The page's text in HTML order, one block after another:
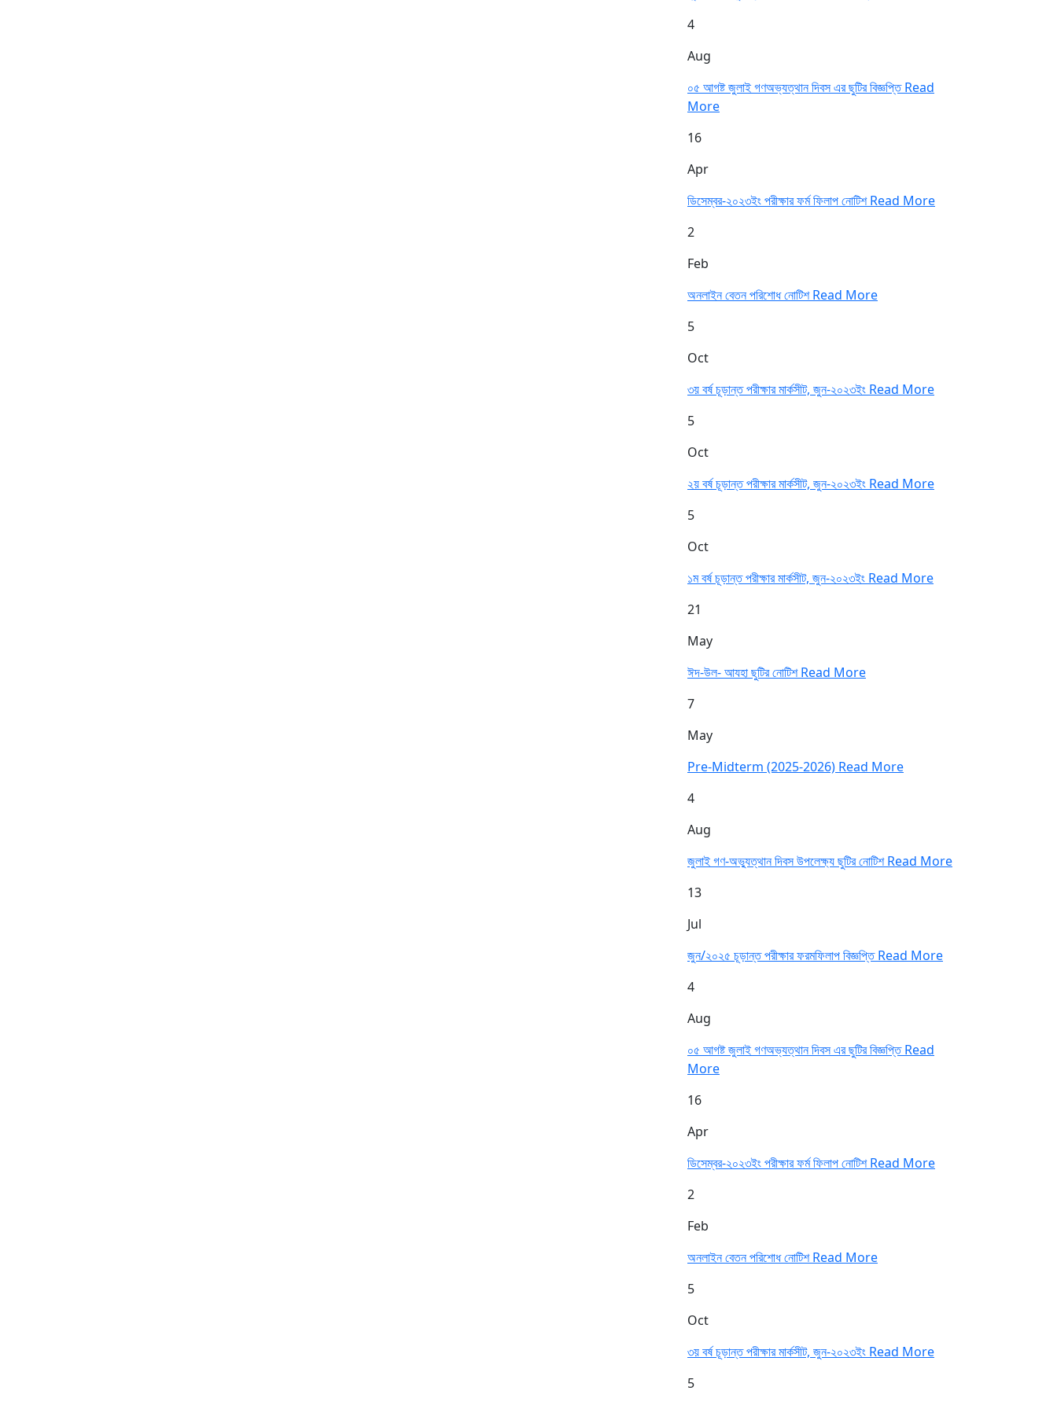
4
Aug
০৫ আগষ্ট জুলাই গণঅভ্যত্থান দিবস এর ছুটির বিজ্ঞপ্তিRead
More
16
Apr
ডিসেম্বর-২০২৩ইং পরীক্ষার ফর্ম ফিলাপ নোটিশRead More
2
Feb
অনলাইন বেতন পরিশোধ নোটিশRead More
5
Oct
৩য় বর্ষ চূড়ান্ত পরীক্ষার মার্কসীট, জুন-২০২৩ইং Read More
5
Oct
২য় বর্ষ চূড়ান্ত পরীক্ষার মার্কসীট, জুন-২০২৩ইং Read More
5
Oct
১ম বর্ষ চূড়ান্ত পরীক্ষার মার্কসীট, জুন-২০২৩ইং Read More
21
May
ঈদ-উল- আযহা ছুটির নোটিশRead More
7
May
Pre-Midterm (2025-2026) Read More
4
Aug
জুলাই গণ-অভ্যুত্থান দিবস উপলেক্ষ্য ছুটির নোটিশRead More
13
Jul
জুন/২০২৫ চূড়ান্ত পরীক্ষার ফরমফিলাপ বিজ্ঞপ্তিRead More
4
Aug
০৫ আগষ্ট জুলাই গণঅভ্যত্থান দিবস এর ছুটির বিজ্ঞপ্তিRead
More
16
Apr
ডিসেম্বর-২০২৩ইং পরীক্ষার ফর্ম ফিলাপ নোটিশRead More
2
Feb
অনলাইন বেতন পরিশোধ নোটিশRead More
5
Oct
৩য় বর্ষ চূড়ান্ত পরীক্ষার মার্কসীট, জুন-২০২৩ইং Read More
5